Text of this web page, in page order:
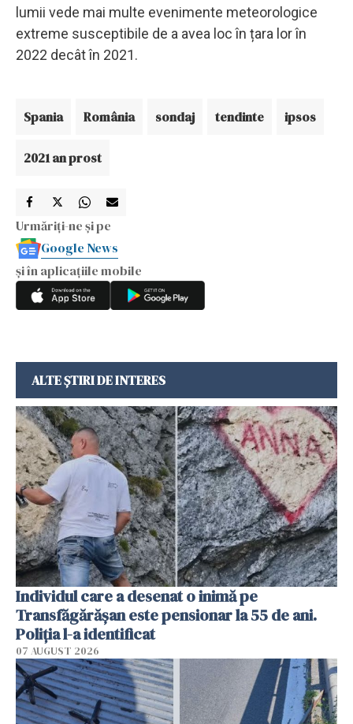
lumii vede mai multe evenimente meteorologice
extreme susceptibile de a avea loc în țara lor în
2022 decât în 2021.
Spania România sondaj tendinte ipsos
2021 an prost
Urmăriți-ne și pe
Google News
și în aplicațiile mobile
ALTE ȘTIRI DE INTERES
Individul care a desenat o inimă pe
Transfăgărășan este pensionar la 55 de ani.
Poliția l-a identificat
07 AUGUST 2026